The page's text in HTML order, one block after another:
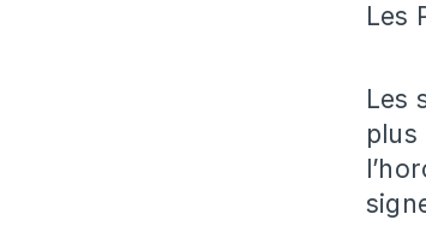
Les
Les
plus